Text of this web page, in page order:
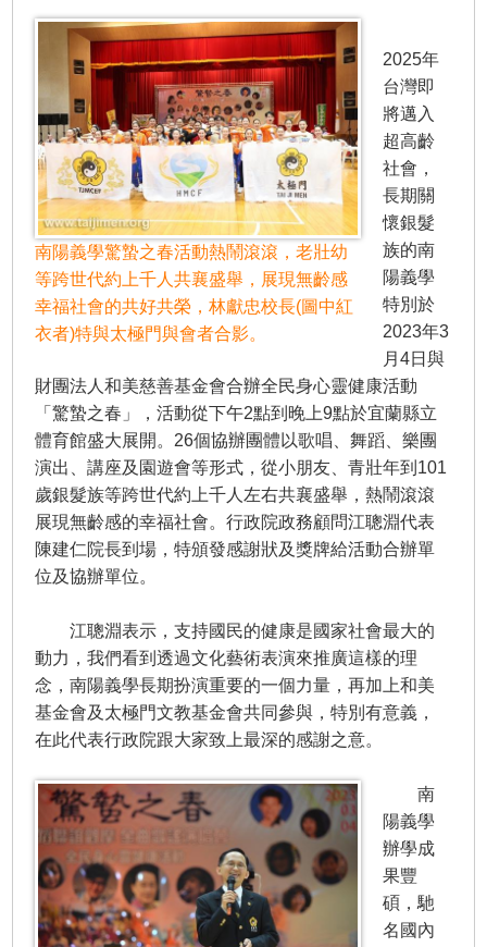
南陽義學驚蟄之春活動熱鬧滾滾，老壯幼
等跨世代約上千人共襄盛舉，展現無齡感
幸福社會的共好共榮，林獻忠校長(圖中紅
衣者)特與太極門與會者合影。
2025年
台灣即
將邁入
超高齡
社會，
長期關
懷銀髮
族的南
陽義學
特別於
2023年3
月4日與
財團法人和美慈善基金會合辦全民身心靈健康活動
「驚蟄之春」，活動從下午2點到晚上9點於宜蘭縣立
體育館盛大展開。26個協辦團體以歌唱、舞蹈、樂團
演出、講座及園遊會等形式，從小朋友、青壯年到101
歲銀髮族等跨世代約上千人左右共襄盛舉，熱鬧滾滾
展現無齡感的幸福社會。行政院政務顧問江聰淵代表
陳建仁院長到場，特頒發感謝狀及獎牌給活動合辦單
位及協辦單位。
江聰淵表示，支持國民的健康是國家社會最大的
動力，我們看到透過文化藝術表演來推廣這樣的理
念，南陽義學長期扮演重要的一個力量，再加上和美
基金會及太極門文教基金會共同參與，特別有意義，
在此代表行政院跟大家致上最深的感謝之意。
南
陽義學
辦學成
果豐
碩，馳
名國內